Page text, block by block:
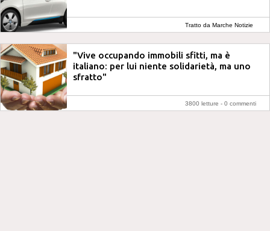
Tratto da Marche Notizie
"Vive occupando immobili sfitti, ma è
italiano: per lui niente solidarietà, ma uno
sfratto"
3800 letture - 0 commenti